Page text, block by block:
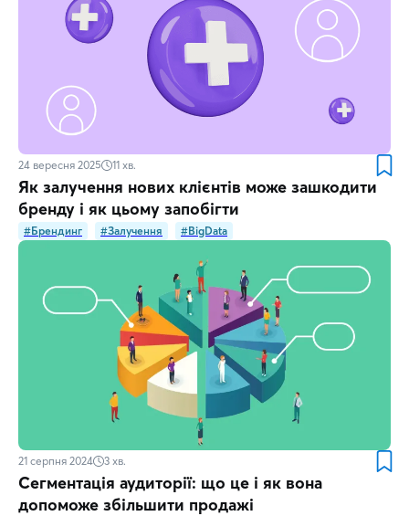
24 вересня 2025 11 хв.
Як залучення нових клієнтів може зашкодити
бренду і як цьому запобігти
#Брендинг #Залучення #BigData
21 серпня 2024 3 хв.
Сегментація аудиторії: що це і як вона
допоможе збільшити продажі